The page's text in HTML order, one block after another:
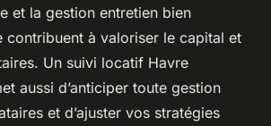
et la gestion entretien bien
contribuent à valoriser le capital et
Un suivi locatif Havre
aussi d’anticiper toute gestion
et d’ajuster vos stratégies